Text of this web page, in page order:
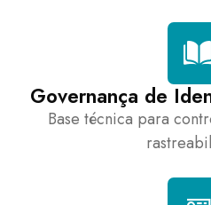
Governança de
Base técnica para